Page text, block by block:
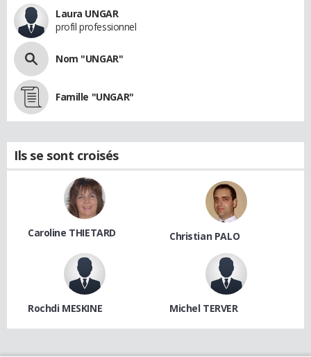
Laura UNGAR
profil professionnel
Nom "UNGAR"
Famille "UNGAR"
Ils se sont croisés
Caroline THIETARD Christian PALO
Rochdi MESKINE Michel TERVER